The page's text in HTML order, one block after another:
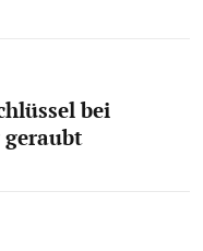
bei
geraubt